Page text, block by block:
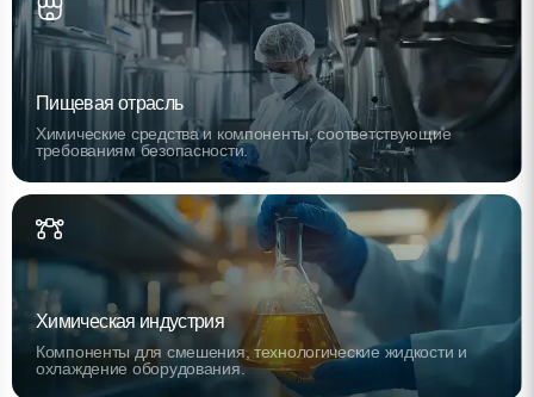
Пищевая отрасль
Химические средства и компоненты, соответствующие
требованиям безопасности.
Химическая индустрия
Компоненты для смешения, технологические жидкости и
охлаждение оборудования.